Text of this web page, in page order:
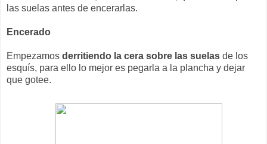
las suelas antes de encerarlas.
Encerado
Empezamos derritiendo la cera sobre las suelas de los
esquís, para ello lo mejor es pegarla a la plancha y dejar
que gotee.